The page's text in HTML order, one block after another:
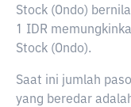
Stock (Ondo)
1 IDR
Stock (Ondo).
Saat ini jumlah
yang beredar